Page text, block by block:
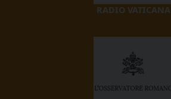
RADIO VATICANA